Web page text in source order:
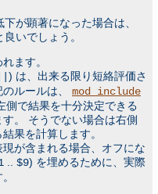
が顕著になった場合は、
いでしょう。
ます。
) は、出来る限り短絡評価さ
ルールは、 mod_include
側で結果を十分決定できる
。 そうでない場合は右側
果を計算します。
が含まれる場合、オフにな
$9) を埋めるために、実際